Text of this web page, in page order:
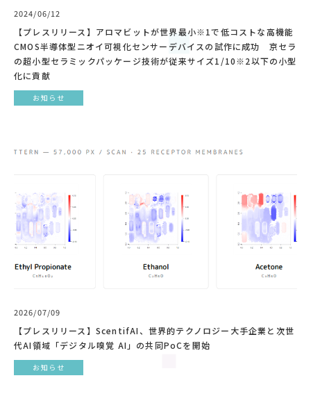
2024/06/12
【プレスリリース】アロマビットが世界最小※1で低コストな高機能
CMOS半導体型ニオイ可視化センサーデバイスの試作に成功 京セラ
の超小型セラミックパッケージ技術が従来サイズ1/10※2以下の小型
化に貢献
お知らせ
2026/07/09
【プレスリリース】ScentifAI、世界的テクノロジー大手企業と次世
代AI領域「デジタル嗅覚 AI」の共同PoCを開始
お知らせ